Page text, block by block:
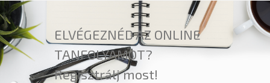
ELVÉGEZNÉD AZ ONLINE
TANFOLYAMOT?
Regisztrálj most!